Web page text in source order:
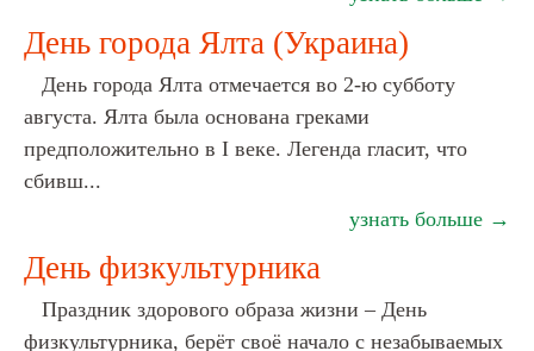
День города Ялта (Украина)
День города Ялта отмечается во 2-ю субботу
августа. Ялта была основана греками
предположительно в I веке. Легенда гласит, что
сбивш...
узнать больше →
День физкультурника
Праздник здорового образа жизни – День
физкультурника, берёт своё начало с незабываемых